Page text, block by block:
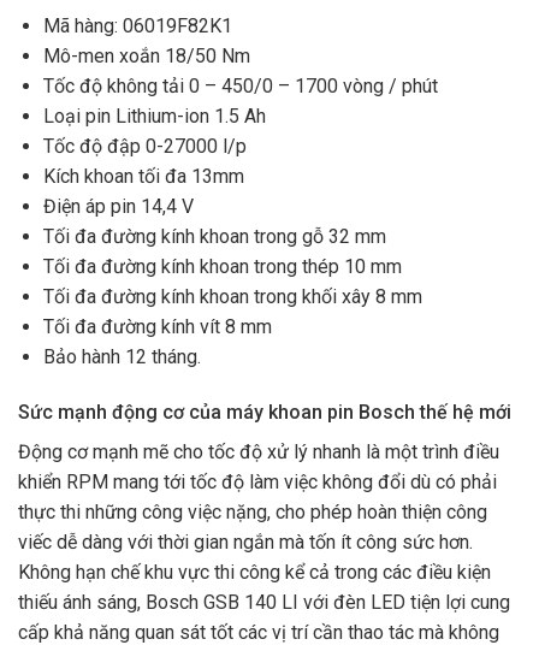
Mã hàng: 06019F82K1
Mô-men xoắn 18/50 Nm
Tốc độ không tải 0 – 450/0 – 1700 vòng / phút
Loại pin Lithium-ion 1.5 Ah
Tốc độ đập 0-27000 l/p
Kích khoan tối đa 13mm
Điện áp pin 14,4 V
Tối đa đường kính khoan trong gỗ 32 mm
Tối đa đường kính khoan trong thép 10 mm
Tối đa đường kính khoan trong khối xây 8 mm
Tối đa đường kính vít 8 mm
Bảo hành 12 tháng.
Sức mạnh động cơ của máy khoan pin Bosch thế hệ mới
Động cơ mạnh mẽ cho tốc độ xử lý nhanh là một trình điều
khiển RPM mang tới tốc độ làm việc không đổi dù có phải
thực thi những công việc nặng, cho phép hoàn thiện công
viếc dễ dàng với thời gian ngắn mà tốn ít công sức hơn.
Không hạn chế khu vực thi công kể cả trong các điều kiện
thiếu ánh sáng, Bosch GSB 140 LI với đèn LED tiện lợi cung
cấp khả năng quan sát tốt các vị trí cần thao tác mà không